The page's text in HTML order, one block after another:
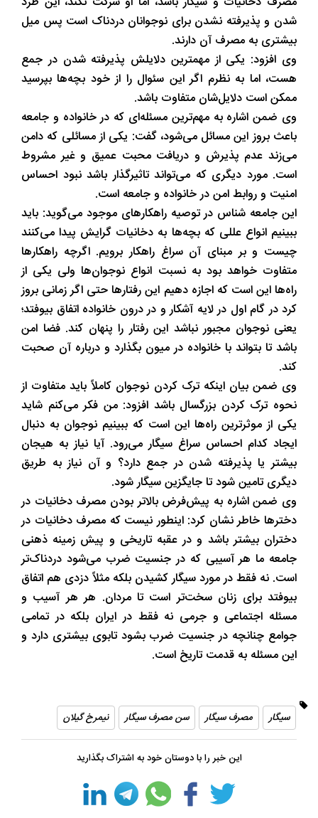
شدن و پذیرفته نشدن برای نوجوانان دردناک است پس میل
بیشتری به مصرف آن دارند.
وی افزود: یکی از مهمترین دلایلش پذیرفته شدن در جمع
هست، اما به نظرم اگر این سئوال را از خود بچه‌ها بپرسید
ممکن است دلایل‌شان متفاوت باشد.
وی ضمن اشاره به مهم‌ترین مسئله‌ای که در خانواده و جامعه
باعث بروز این مسائل می‌شود، گفت: یکی از مسائلی که دامن
می‌زند عدم پذیرش و دریافت محبت عمیق و غیر مشروط
است. مورد دیگری که می‌تواند تاثیرگذار باشد نبود احساس
امنیت و روابط امن در خانواده و جامعه است.
این جامعه شناس در توصیه راهکار‌های موجود می‌گوید: باید
ببینیم انواع عللی که بچه‌ها به دخانیات گرایش پیدا می‌کنند
چیست و بر مبنای آن سراغ راهکار برویم. اگرچه راهکار‌ها
متفاوت خواهد بود به نسبت انواع نوجوان‌ها ولی یکی از
راه‌ها این است که اجازه دهیم این رفتار‌ها حتی اگر زمانی بروز
کرد در گام اول در لایه آشکار و در درون خانواده اتفاق بیوفتد؛
یعنی نوجوان مجبور نباشد این رفتار را پنهان کند. فضا امن
باشد تا بتواند با خانواده در میون بگذارد و درباره آن صحبت
کند.
وی ضمن بیان اینکه ترک کردن نوجوان کاملاً باید متفاوت از
نحوه ترک کردن بزرگسال باشد افزود: من فکر می‌کنم شاید
یکی از موثرترین راه‌ها این است که ببینیم نوجوان به دنبال
ایجاد کدام احساس سراغ سیگار می‌رود. آیا نیاز به هیجان
بیشتر یا پذیرفته شدن در جمع دارد؟ و آن نیاز به طریق
دیگری تامین شود تا جایگزین سیگار شود.
وی ضمن اشاره به پیش‌فرض بالاتر بودن مصرف دخانیات در
دختر‌ها خاطر نشان کرد: اینطور نیست که مصرف دخانیات در
دختران بیشتر باشد و در عقبه تاریخی و پیش زمینه ذهنی
جامعه ما هر آسیبی که در جنسیت ضرب می‌شود دردناک‌تر
است. نه فقط در مورد سیگار کشیدن بلکه مثلاً دزدی هم اتفاق
بیوفتد برای زنان سخت‌تر است تا مردان. هر هر آسیب و
مسئله اجتماعی و جرمی نه فقط در ایران بلکه در تمامی
جوامع چنانچه در جنسیت ضرب بشود تابوی بیشتری دارد و
این مسئله به قدمت تاریخ است.
سیگار مصرف سیگار سن مصرف سیگار نیمرخ گیلان
این خبر را با دوستان خود به اشتراک بگذارید